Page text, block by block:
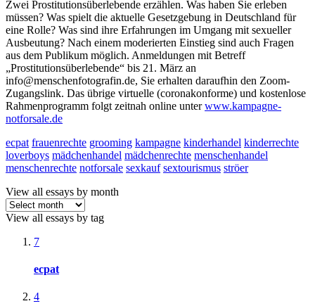
Zwei Prostitutionsüberlebende erzählen. Was haben Sie erleben
müssen? Was spielt die aktuelle Gesetzgebung in Deutschland für
eine Rolle? Was sind ihre Erfahrungen im Umgang mit sexueller
Ausbeutung? Nach einem moderierten Einstieg sind auch Fragen
aus dem Publikum möglich. Anmeldungen mit Betreff
„Prostitutionsüberlebende“ bis 21. März an
info@menschenfotografin.de, Sie erhalten daraufhin den Zoom-
Zugangslink. Das übrige virtuelle (coronakonforme) und kostenlose
Rahmenprogramm folgt zeitnah online unterwww.kampagne-
notforsale.de
ecpat frauenrechte grooming kampagne kinderhandel kinderrechte
loverboys mädchenhandel mädchenrechte menschenhandel
menschenrechte notforsale sexkauf sextourismus ströer
View all essays by month
View all essays by tag
7
ecpat
4